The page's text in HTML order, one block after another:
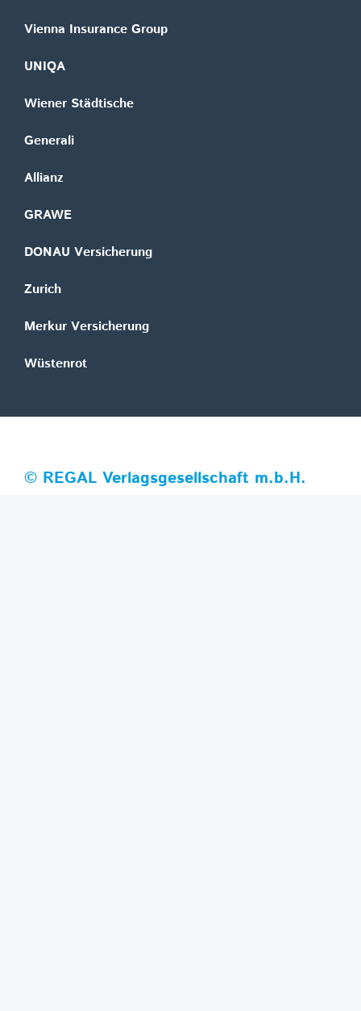
Vienna Insurance Group
UNIQA
Wiener Städtische
Generali
Allianz
GRAWE
DONAU Versicherung
Zurich
Merkur Versicherung
Wüstenrot
© REGAL Verlagsgesellschaft m.b.H.